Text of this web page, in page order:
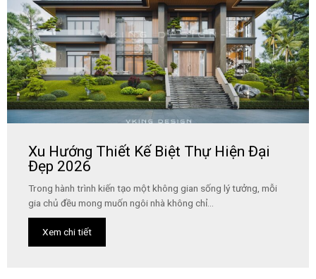
Xu Hướng Thiết Kế Biệt Thự Hiện Đại
Đẹp 2026
Trong hành trình kiến tạo một không gian sống lý tưởng, mỗi
gia chủ đều mong muốn ngôi nhà không chỉ...
Xem chi tiết